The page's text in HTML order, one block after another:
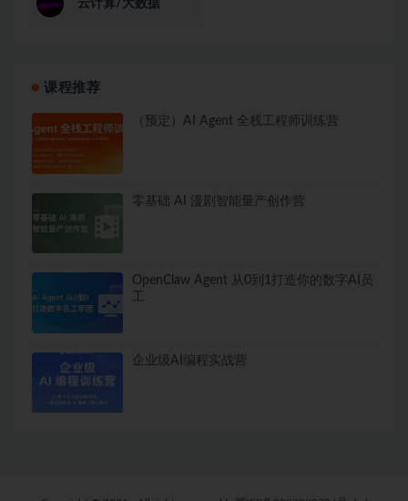
云计算/大数据
课程推荐
（预定）AI Agent 全栈工程师训练营
零基础 AI 漫剧智能量产创作营
OpenClaw Agent 从0到1打造你的数字AI员
工
企业级AI编程实战营